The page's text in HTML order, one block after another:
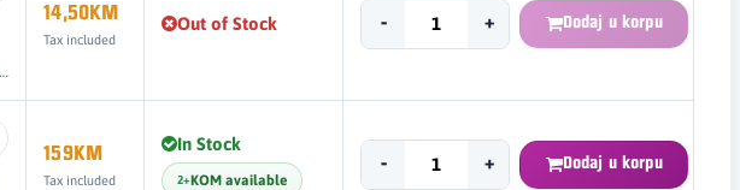
14,50KM
Tax included
Out of Stock - + Dodaj u korpu
159KM
Tax included
In Stock
2+KOM available
- + Dodaj u korpu